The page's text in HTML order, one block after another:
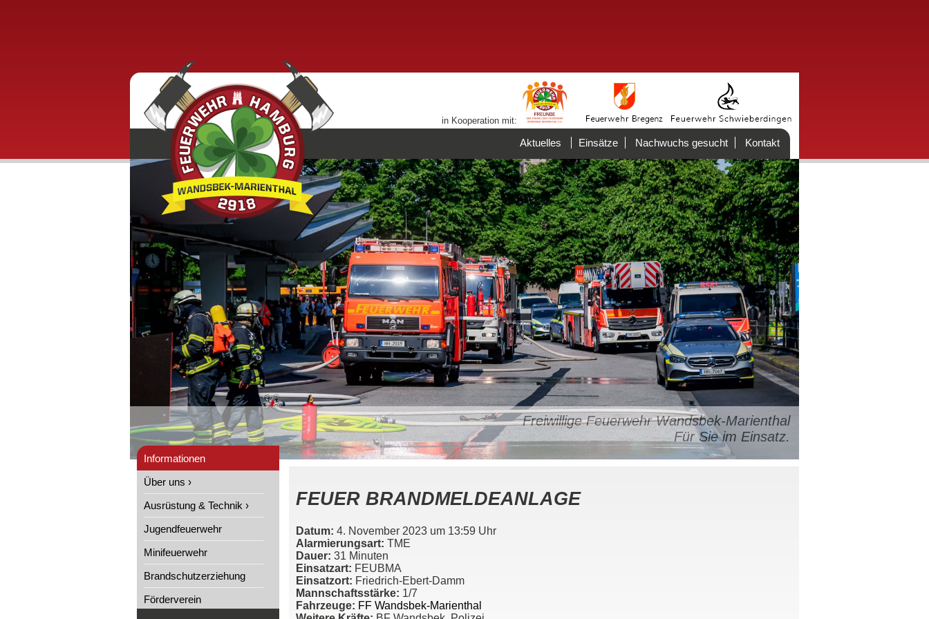
in Kooperation mit:
Aktuelles Einsätze Nachwuchs gesucht Kontakt
Freiwillige Feuerwehr Wandsbek-Marienthal
Für Sie im Einsatz.
Informationen
Über uns ›
Ausrüstung & Technik ›
Jugendfeuerwehr
Minifeuerwehr
Brandschutzerziehung
Förderverein
FEUER BRANDMELDEANLAGE
Datum: 4. November 2023 um 13:59 Uhr
Alarmierungsart: TME
Dauer: 31 Minuten
Einsatzart: FEUBMA
Einsatzort: Friedrich-Ebert-Damm
Mannschaftsstärke: 1/7
Fahrzeuge: FF Wandsbek-Marienthal